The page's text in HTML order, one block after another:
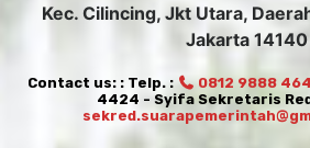
Kec. Cilincing, Jkt Utara,
Jakarta 14140
Contact us: : Telp. : 0812 9888
4424 - Syifa Sekretaris